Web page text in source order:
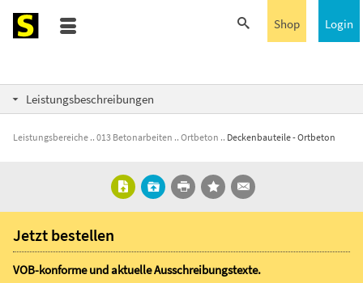
Login
Shop
Leistungsbeschreibungen
Leistungsbereiche 013 Betonarbeiten Ortbeton Deckenbauteile - Ortbeton
Jetzt bestellen
VOB-konforme und aktuelle Ausschreibungstexte.